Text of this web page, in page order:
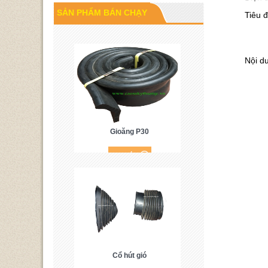
SẢN PHẨM BÁN CHẠY
Gioăng P30
Tiêu
Nội